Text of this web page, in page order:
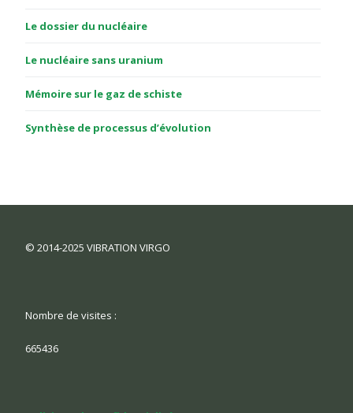
Le dossier du nucléaire
Le nucléaire sans uranium
Mémoire sur le gaz de schiste
Synthèse de processus d’évolution
© 2014-2025 VIBRATION VIRGO
Nombre de visites :
665436